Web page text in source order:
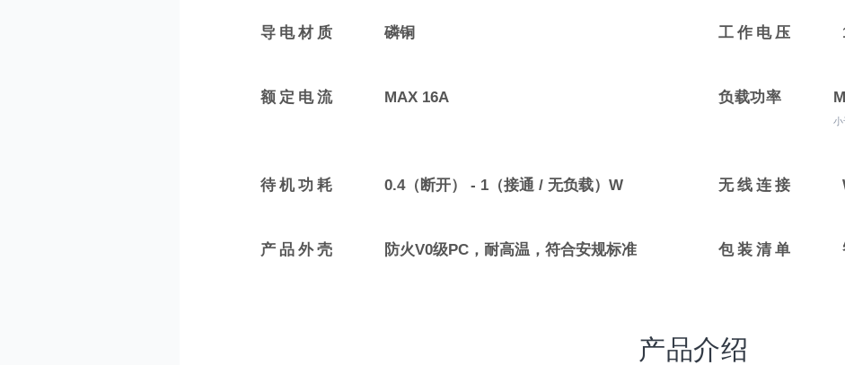
导电材质 磷铜 工作电压
额定电流 MAX 16A 负载功率
小
待机功耗 0.4（断开） - 1（接通 / 无负载）W 无线连接
产品外壳 防火V0级PC，耐高温，符合安规标准 包装清单
产品介绍